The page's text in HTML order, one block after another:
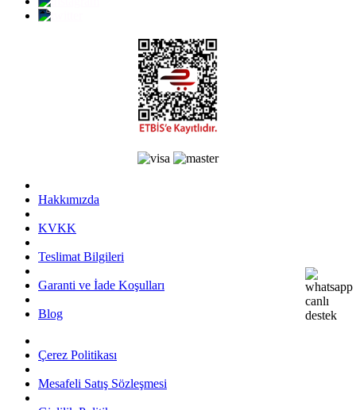
Hakkımızda
KVKK
Teslimat Bilgileri
Garanti ve İade Koşulları
Blog
Çerez Politikası
Mesafeli Satış Sözleşmesi